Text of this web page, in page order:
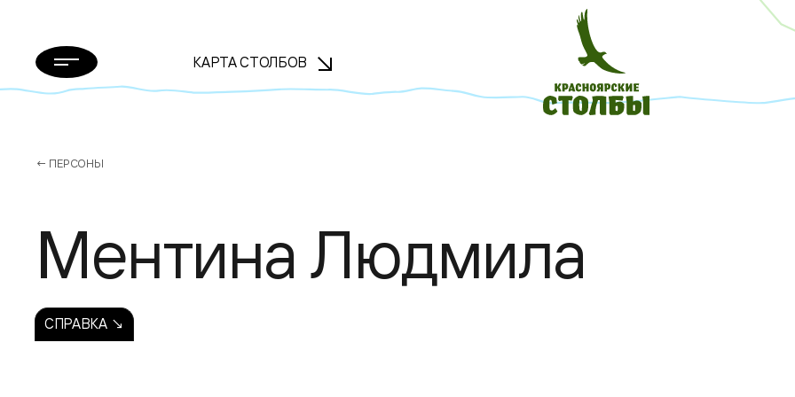
КАРТА СТОЛБОВ
← ПЕРСОНЫ
Ментина Людмила
СПРАВКА ↘